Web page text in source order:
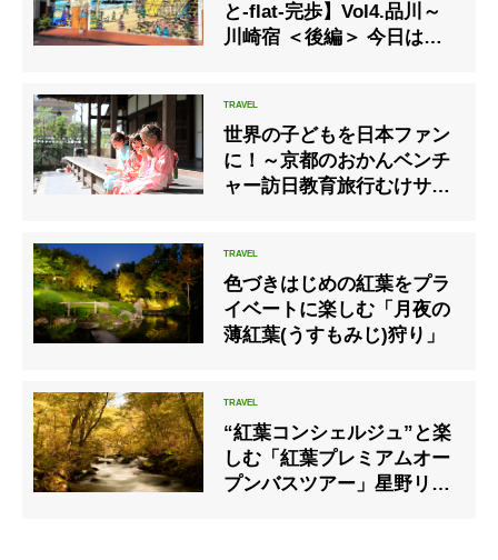
と-flat-完歩】Vol4.品川～
川崎宿 ＜後編＞ 今日は吉
世界の子どもを日本ファン
に！～京都のおかんベンチ
ャー訪日教育旅行むけサー
色づきはじめの紅葉をプラ
イベートに楽しむ「月夜の
薄紅葉(うすもみじ)狩り」
“紅葉コンシェルジュ”と楽
しむ「紅葉プレミアムオー
プンバスツアー」星野リゾ